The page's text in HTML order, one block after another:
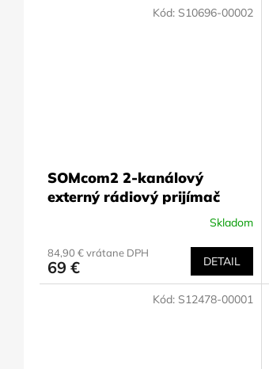
SOMcom2 2-kanálový
externý rádiový prijímač
Skladom
84,90 € vrátane DPH
69 € DETAIL
Kód: S10696-00002
Kód: S12478-00001